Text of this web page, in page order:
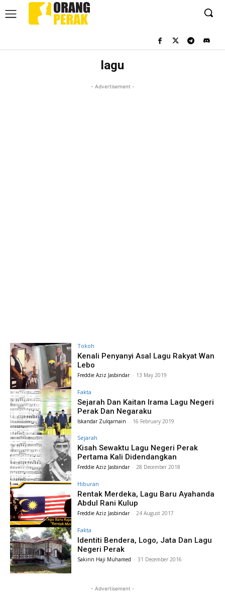
lagu
- Advertisement -
Tokoh
Kenali Penyanyi Asal Lagu Rakyat Wan
Lebo
Freddie Aziz Jasbindar - 13 May 2019
Fakta
Sejarah Dan Kaitan Irama Lagu Negeri
Perak Dan Negaraku
Iskandar Zulqarnain - 16 February 2019
Sejarah
Kisah Sewaktu Lagu Negeri Perak
Pertama Kali Didendangkan
Freddie Aziz Jasbindar - 28 December 2018
Hiburan
Rentak Merdeka, Lagu Baru Ayahanda
Abdul Rani Kulup
Freddie Aziz Jasbindar - 24 August 2017
Fakta
Identiti Bendera, Logo, Jata Dan Lagu
Negeri Perak
Sakirin Haji Muhamed - 31 December 2016
- Advertisement -